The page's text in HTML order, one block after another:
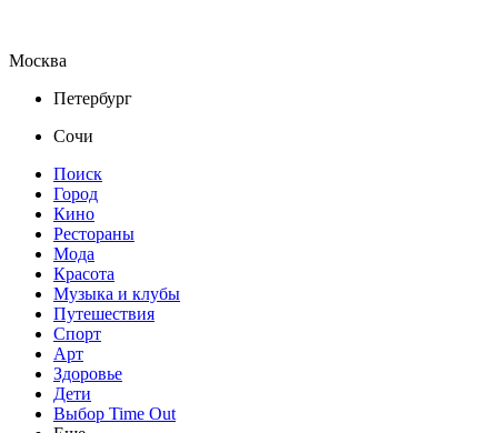
Москва
Петербург
Сочи
Поиск
Город
Кино
Рестораны
Мода
Красота
Музыка и клубы
Путешествия
Спорт
Арт
Здоровье
Дети
Выбор Time Out